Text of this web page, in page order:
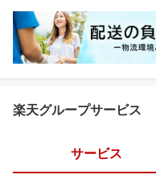
楽天グループサービス
サービス